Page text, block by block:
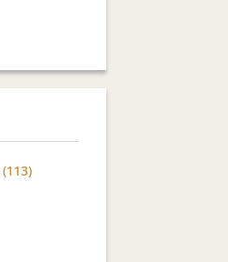
(113)